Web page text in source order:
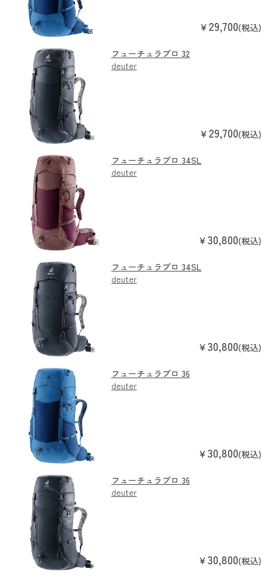
￥ 29,700(税込)
フューチュラプロ 32
deuter
￥ 29,700(税込)
フューチュラプロ 34SL
deuter
￥30,800(税込)
フューチュラプロ 34SL
deuter
￥30,800(税込)
フューチュラプロ 36
deuter
￥30,800(税込)
フューチュラプロ 36
deuter
￥30,800(税込)